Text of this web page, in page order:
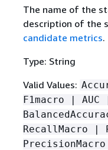
The name of the
description of the
candidate metrics.
Type: String
Valid Values:
F1macro | AUC
RecallMacro |